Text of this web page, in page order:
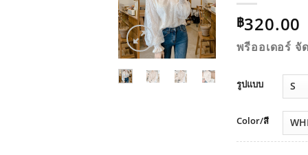
ADD TO
WISHLIST
฿320.00
พรีออเดอร์ จั
รูปแบบ
Color/สี